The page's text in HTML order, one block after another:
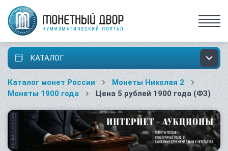
КАТАЛОГ
Каталог монет России
Монеты Николая 2
Монеты 1900 года
Цена 5 рублей 1900 года (ФЗ)